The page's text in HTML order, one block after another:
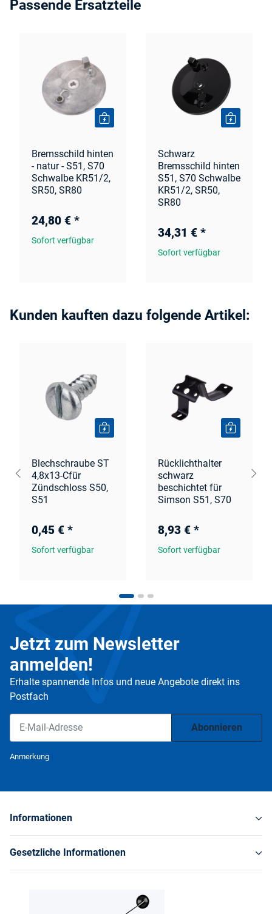
Passende Ersatzteile
Bremsschild hinten
- natur - S51, S70
Schwalbe KR51/2,
SR50, SR80
24,80 € *
Sofort verfügbar
Schwarz
Bremsschild hinten
S51, S70 Schwalbe
KR51/2, SR50,
SR80
34,31 € *
Sofort verfügbar
Kunden kauften dazu folgende Artikel:
Blechschraube ST
4,8x13-Cfür
Zündschloss S50,
S51
0,45 € *
Sofort verfügbar
Rücklichthalter
schwarz
beschichtet für
Simson S51, S70
8,93 € *
Sofort verfügbar
Jetzt zum Newsletter
anmelden!
Erhalte spannende Infos und neue Angebote direkt ins
Postfach
Abonnieren
Anmerkung
Informationen
Gesetzliche Informationen